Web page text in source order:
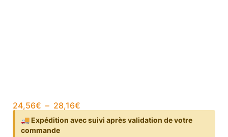
24,56€ – 28,16€
🚚 Expédition avec suivi après validation de votre
commande